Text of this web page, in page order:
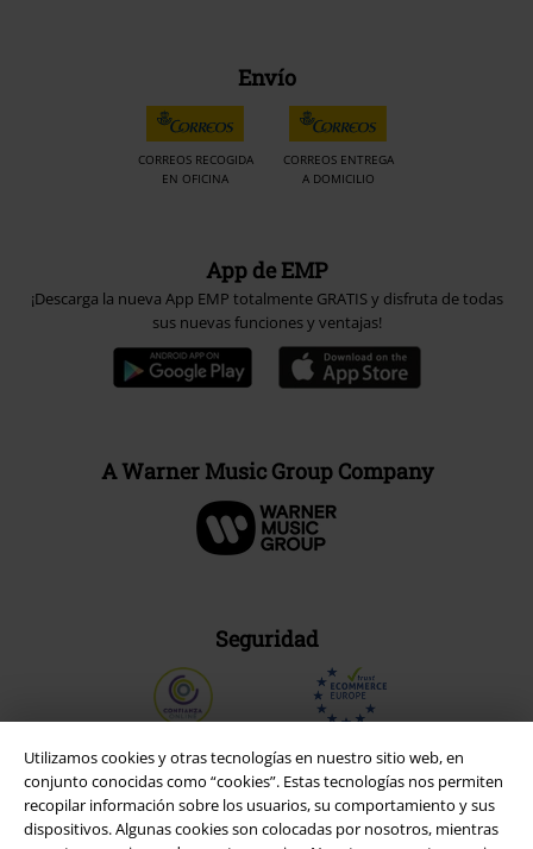
Utilizamos cookies y otras tecnologías en nuestro sitio web, en
conjunto conocidas como “cookies”. Estas tecnologías nos permiten
recopilar información sobre los usuarios, su comportamiento y sus
dispositivos. Algunas cookies son colocadas por nosotros, mientras
Envío
CORREOS RECOGIDA
EN OFICINA
CORREOS ENTREGA
A DOMICILIO
App de EMP
¡Descarga la nueva App EMP totalmente GRATIS y disfruta de todas
sus nuevas funciones y ventajas!
A Warner Music Group Company
Seguridad